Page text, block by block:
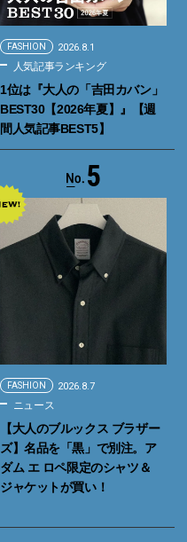
FASHION 2026.8.1
人気記事ランキング
1位は『大人の「吉田カバン」
BEST30【2026年夏】』【週
間人気記事BEST5】
5
FASHION 2026.8.7
ニュース
【大人のブルックス ブラザー
ズ】名品を「黒」で別注。ア
ダム エ ロペ限定のシャツ＆
ジャケットが買い！